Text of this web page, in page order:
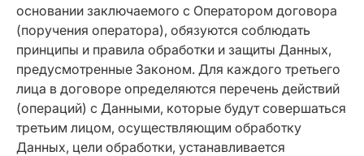
основании заключаемого с Оператором договора
(поручения оператора), обязуются соблюдать
принципы и правила обработки и защиты Данных,
предусмотренные Законом. Для каждого третьего
лица в договоре определяются перечень действий
(операций) с Данными, которые будут совершаться
третьим лицом, осуществляющим обработку
Данных, цели обработки, устанавливается